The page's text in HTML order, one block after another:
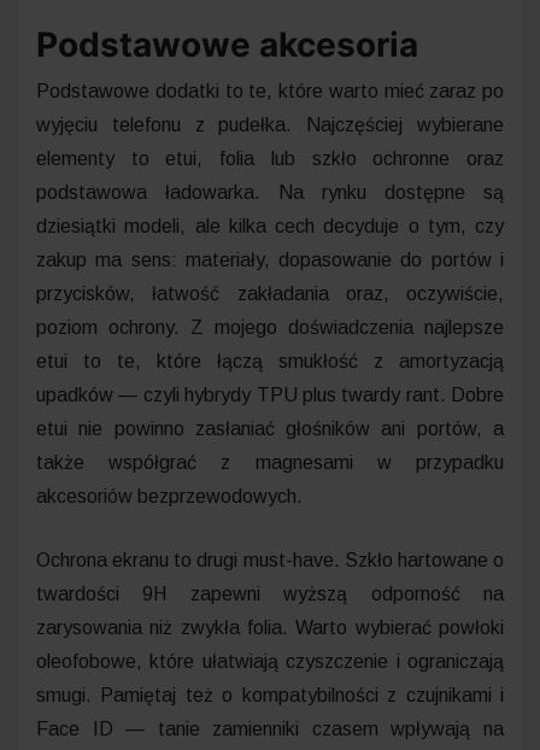
Podstawowe akcesoria
Podstawowe dodatki to te, które warto mieć zaraz po
wyjęciu telefonu z pudełka. Najczęściej wybierane
elementy to etui, folia lub szkło ochronne oraz
podstawowa ładowarka. Na rynku dostępne są
dziesiątki modeli, ale kilka cech decyduje o tym, czy
zakup ma sens: materiały, dopasowanie do portów i
przycisków, łatwość zakładania oraz, oczywiście,
poziom ochrony. Z mojego doświadczenia najlepsze
etui to te, które łączą smukłość z amortyzacją
upadków — czyli hybrydy TPU plus twardy rant. Dobre
etui nie powinno zasłaniać głośników ani portów, a
także współgrać z magnesami w przypadku
akcesoriów bezprzewodowych.
Ochrona ekranu to drugi must-have. Szkło hartowane o
twardości 9H zapewni wyższą odporność na
zarysowania niż zwykła folia. Warto wybierać powłoki
oleofobowe, które ułatwiają czyszczenie i ograniczają
smugi. Pamiętaj też o kompatybilności z czujnikami i
Face ID — tanie zamienniki czasem wpływają na